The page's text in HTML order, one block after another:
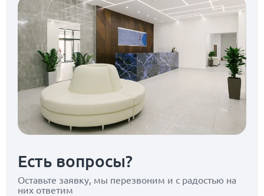
Есть вопросы?
Оставьте заявку, мы перезвоним и с радостью на
них ответим